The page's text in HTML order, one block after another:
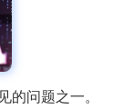
的问题之一。